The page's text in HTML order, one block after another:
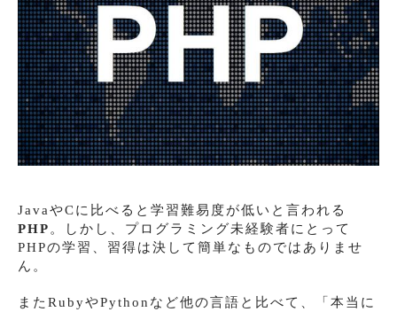
JavaやCに比べると学習難易度が低いと言われる
PHP 。しかし、プログラミング未経験者にとって
PHPの学習、習得は決して簡単なものではありませ
ん。
またRubyやPythonなど他の言語と比べて、「本当に